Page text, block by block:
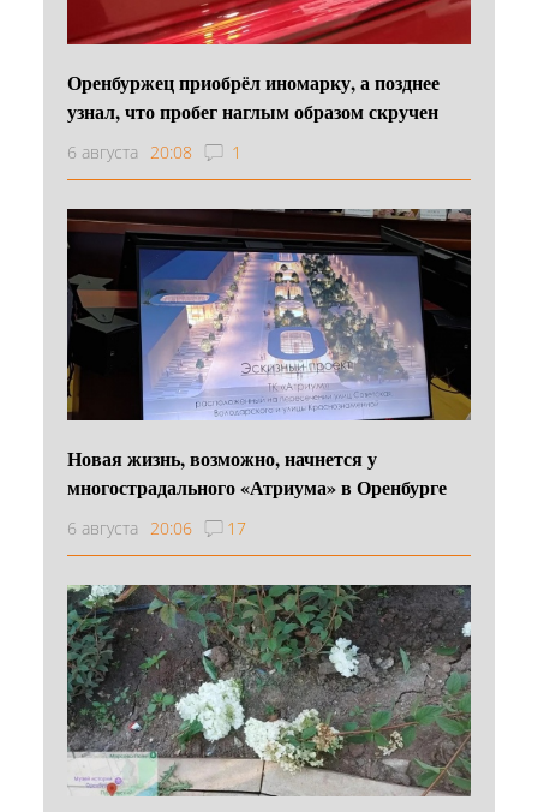
Оренбуржец приобрёл иномарку, а позднее
узнал, что пробег наглым образом скручен
6 августа 20:08 1
Новая жизнь, возможно, начнется у
многострадального «Атриума» в Оренбурге
6 августа 20:06 17